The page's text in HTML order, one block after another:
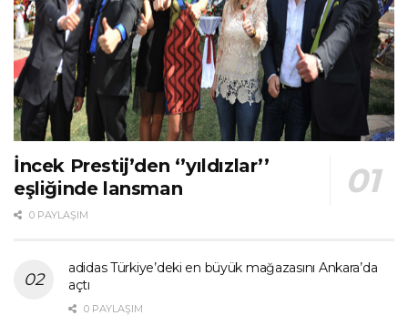
İncek Prestij’den ‘’yıldızlar’’
eşliğinde lansman
0 PAYLAŞIM
adidas Türkiye’deki en büyük mağazasını Ankara’da
açtı
0 PAYLAŞIM